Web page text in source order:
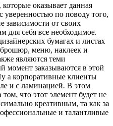
оказывает данная
уверенностью по поводу того,
зависимости от своих
для себя все необходимое.
бумагах и листах
брошюр, меню, наклеек и
являются теми
момент заказываются в этой
а корпоративные клиенты
и с ламинацией. В этом
что этот элемент будет не
креативным, та как за
и талантливые